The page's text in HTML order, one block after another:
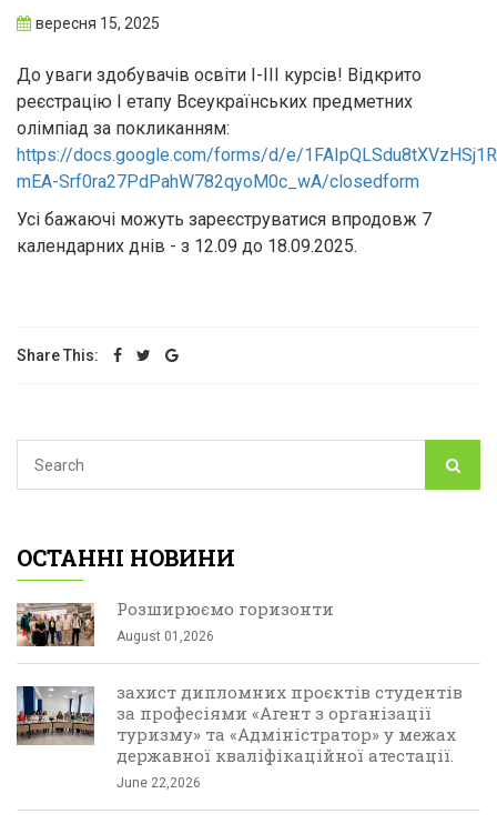
вересня 15, 2025
До уваги здобувачів освіти І-ІІІ курсів! Відкрито
реєстрацію І етапу Всеукраїнських предметних
олімпіад за покликанням:
https://docs.google.com/forms/d/e/
mEA-Srf0ra27PdPahW782qyoM0c_wA/closedform
Усі бажаючі можуть зареєструватися впродовж 7
календарних днів - з 12.09 до 18.09.2025.
Share This:
ОСТАННІ НОВИНИ
Розширюємо горизонти
August 01,2026
захист дипломних проєктів студентів
за професіями «Агент з організації
туризму» та «Адміністратор» у межах
державної кваліфікаційної атестації.
June 22,2026